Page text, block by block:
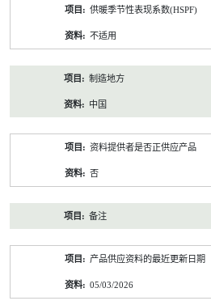
供暖季节性表现系数(HSPF)
不适用
制造地方
中国
资料提供者是否正供应产品
否
备注
产品供应资料的最近更新日期
05/03/2026